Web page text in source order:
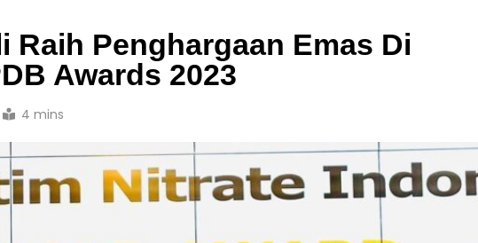
Raih Penghargaan Emas Di
Awards 2023
4 mins